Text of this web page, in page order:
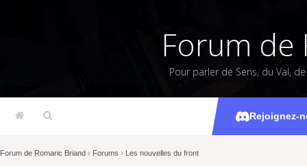
Forum de
Pour parler de Sens, du Val,
Rejoignez-
Podcast
Forum de Romaric Briand › Forums › Les nouvelles du front